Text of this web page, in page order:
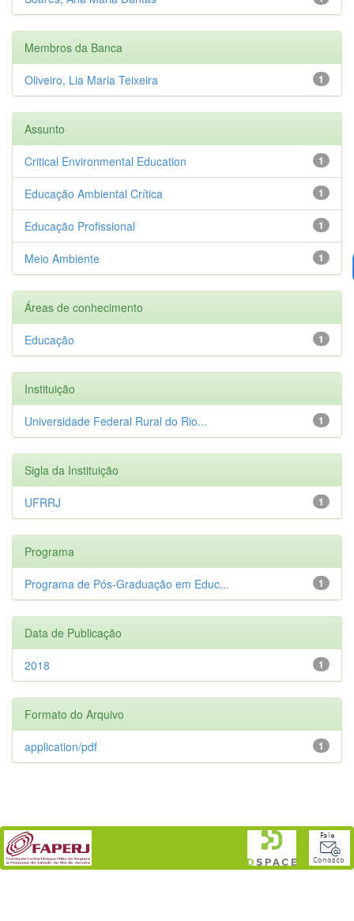
Membros da Banca
1
Oliveiro, Lia Maria Teixeira
Assunto
1
Critical Environmental Education
1
Educação Ambiental Crítica
1
Educação Profissional
1
Meio Ambiente
Áreas de conhecimento
1
Educação
Instituição
1
Universidade Federal Rural do Rio...
Sigla da Instituição
1
UFRRJ
Programa
1
Programa de Pós-Graduação em Educ...
Data de Publicação
1
2018
Formato do Arquivo
1
application/pdf